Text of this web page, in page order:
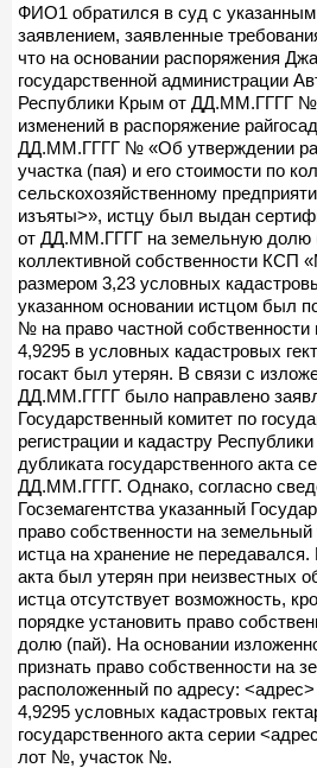
ФИО1 обратился в суд с
заявлением, заявленные
что на основании распоряжения
государственной администрации
Республики Крым от ДД.ММ.ГГГГ
изменений в распоряжение
ДД.ММ.ГГГГ № «Об утверждении
участка (пая) и его стоимости по
сельскохозяйственному
изъяты>», истцу был выдан
от ДД.ММ.ГГГГ на земельную долю
коллективной собственности КСП
размером 3,23 условных
указанном основании истцом был
№ на право частной
4,9295 в условных кадастровых
госакт был утерян. В связи с
ДД.ММ.ГГГГ было направлено
Государственный комитет по
регистрации и кадастру
дубликата государственного акта
ДД.ММ.ГГГГ. Однако, согласно
Госземагентства указанный
право собственности на земельный
истца на хранение не передавался.
акта был утерян при неизвестных
истца отсутствует возможность,
порядке установить право
долю (пай). На основании
признать право собственности на
расположенный по адресу:
4,9295 условных кадастровых
государственного акта серии
лот №, участок №.